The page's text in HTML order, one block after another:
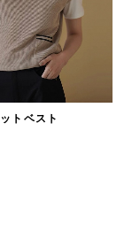
トベスト